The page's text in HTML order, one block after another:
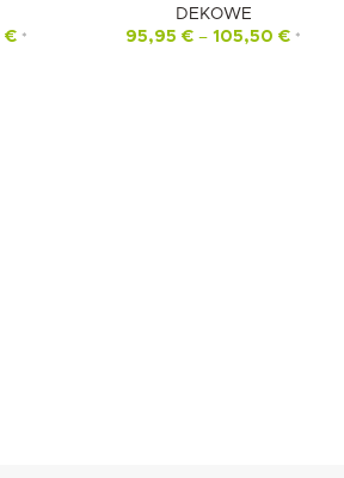
€ *
DEKOWE
95,95 € – 105,50 € *